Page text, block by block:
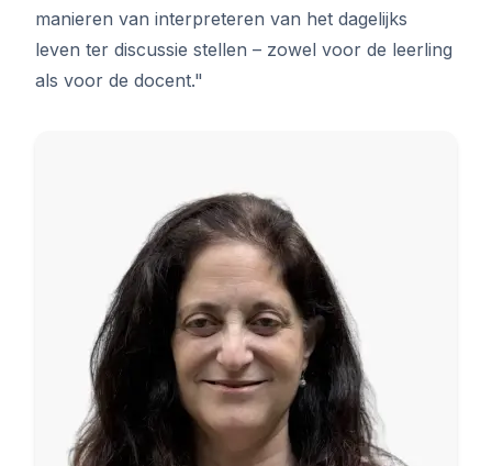
manieren van interpreteren van het dagelijks
leven ter discussie stellen – zowel voor de leerling
als voor de docent."